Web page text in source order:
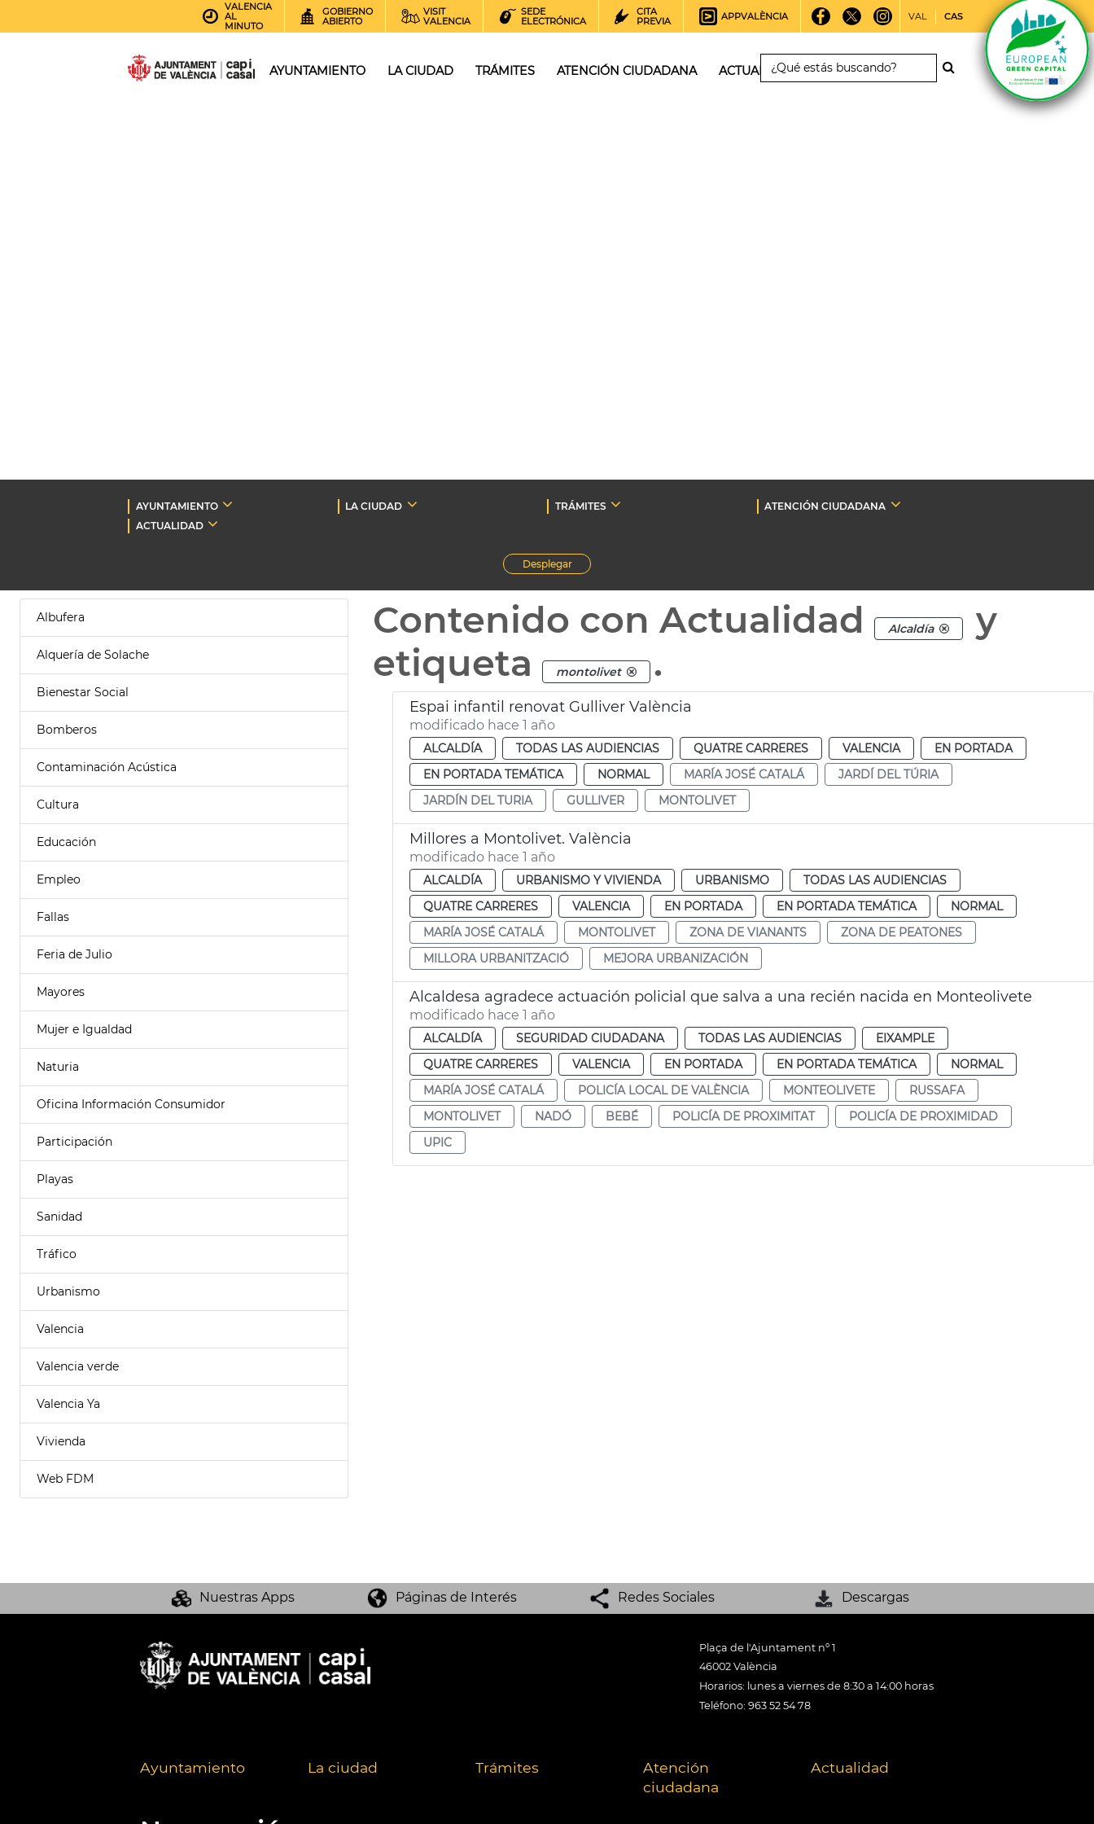
VALENCIA
AL
MINUTO
GOBIERNO
ABIERTO
VISIT
VALENCIA
SEDE
ELECTRÓNICA
CITA
PREVIA
APPVALÈNCIA VAL CAS
AYUNTAMIENTO LA CIUDAD TRÁMITES ATENCIÓN CIUDADANA ACTUALIDAD
AYUNTAMIENTO LA CIUDAD TRÁMITES
ATENCIÓN CIUDADANA
ACTUALIDAD
Desplegar
Albufera
Alquería de Solache
Bienestar Social
Bomberos
Contaminación Acústica
Cultura
Educación
Empleo
Fallas
Feria de Julio
Mayores
Mujer e Igualdad
Naturia
Oficina Información Consumidor
Participación
Playas
Sanidad
Tráfico
Urbanismo
Valencia
Valencia verde
Valencia Ya
Vivienda
Web FDM
Contenido con Actualidad Alcaldía
y
etiqueta
montolivet .
Espai infantil renovat Gulliver València
modificado hace 1 año
ALCALDÍA TODAS LAS AUDIENCIAS QUATRE CARRERES VALENCIA
EN PORTADA
EN PORTADA TEMÁTICA
NORMAL MARÍA JOSÉ CATALÁ
JARDÍ DEL TÚRIA
JARDÍN DEL TURIA
GULLIVER MONTOLIVET
Millores a Montolivet. València
modificado hace 1 año
ALCALDÍA URBANISMO Y VIVIENDA URBANISMO
TODAS LAS AUDIENCIAS
QUATRE CARRERES
VALENCIA EN PORTADA EN PORTADA TEMÁTICA
NORMAL
MARÍA JOSÉ CATALÁ
MONTOLIVET ZONA DE VIANANTS
ZONA DE PEATONES
MILLORA URBANITZACIÓ
MEJORA URBANIZACIÓN
Alcaldesa agradece actuación policial que salva a una recién nacida en Monteolivete
modificado hace 1 año
ALCALDÍA SEGURIDAD CIUDADANA TODAS LAS AUDIENCIAS
EIXAMPLE
QUATRE CARRERES
VALENCIA EN PORTADA EN PORTADA TEMÁTICA
NORMAL
MARÍA JOSÉ CATALÁ
POLICÍA LOCAL DE VALÈNCIA MONTEOLIVETE
RUSSAFA
MONTOLIVET
NADÓ BEBÉ POLICÍA DE PROXIMITAT
POLICÍA DE PROXIMIDAD
UPIC
Nuestras Apps Páginas de Interés Redes Sociales Descargas
Plaça de l'Ajuntament nº 1
46002 València
Horarios: lunes a viernes de 8:30 a 14:00 horas
Teléfono: 963 52 54 78
Ayuntamiento La ciudad Trámites
Atención
ciudadana
Actualidad